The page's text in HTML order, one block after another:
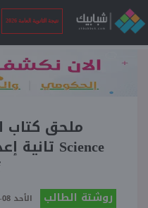
نتيجة الثانوية العامة 2026
نتيجة
ملحق كتاب
روشتة الطالب الأحد 08-09-2024 05:05 مـ